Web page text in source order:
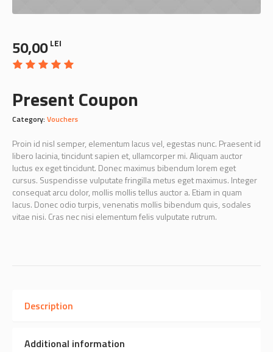
50,00 LEI
Present Coupon
Category: Vouchers
Proin id nisl semper, elementum lacus vel, egestas nunc. Praesent id
libero lacinia, tincidunt sapien et, ullamcorper mi. Aliquam auctor
luctus ex eget tincidunt. Donec maximus bibendum lorem eget
cursus. Suspendisse vulputate fringilla metus eget maximus. Integer
consequat arcu dolor, mollis mollis tellus auctor a. Etiam in quam
lacus. Donec odio turpis, venenatis mollis bibendum quis, sodales
vitae nisi. Cras nec nisi elementum felis vulputate rutrum.
Description
Additional information